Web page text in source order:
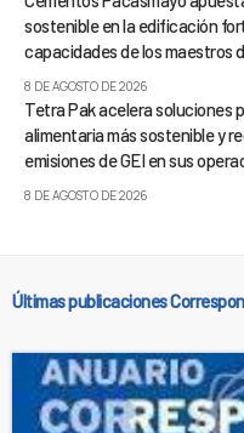
sostenible en la edificación
capacidades de los maestros
8 DE AGOSTO DE 2026
Tetra Pak acelera soluciones
alimentaria más sostenible y
emisiones de GEI en sus
8 DE AGOSTO DE 2026
Últimas publicaciones